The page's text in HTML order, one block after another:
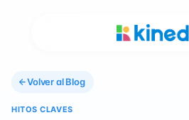
Volver al Blog
HITOS CLAVES